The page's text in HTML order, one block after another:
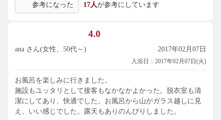
参考になった 17人が参考にしています
4.0
ana さん(女性、50代～) 2017年02月07日
入浴日：2017年02月07日(火)
お風呂を楽しみに行きました。
施設もユッタリとして接客もなかなかよかった。脱衣室も清
潔にしてあり、快適でした。お風呂から山がガラス越しに見
え、いい感じでした。露天もありのんびりしました。